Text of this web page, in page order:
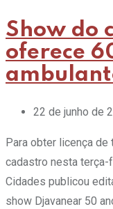
Show do
oferece
22 de junho de
Para obter licença
cadastro nesta
Cidades publicou
show Djavanear 50